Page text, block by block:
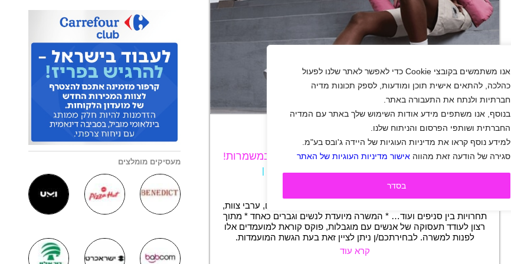
אנו משתמשים בקובצי Cookie כדי לאפשר לאתר שלנו לפעול
כהלכה, להתאים אישית תוכן ומודעות, לספק תכונות מדיה
חברתיות ולנתח את התעבורה באתר.
בנוסף, אנו משתפים מידע אודות השימוש שלך באתר עם המדיה
החברתית ושותפי הפרסום והניתוח שלנו.
למידע נוסף קראו את מדיניות העוגיות של היידה ג'ובס בע"מ.
סגירה של הודעה זאת מהווה אישור מדיניות העוגיות של האתר
בסדר
+
FOOT LOCKER מגייסת יועצי/ות מכירה לעבודה במשמרות!
רחובות|חיילים|חיילים משוחררים|אופנה וביוטי
|
אנו מציעים עבודה בסביבה צעירה ודינמית, בונוסים מתגמלים, ערבי צוות,
תחרויות בין סניפים ועוד… * המשרה מיועדת לנשים וגברים כאחד * מתוך
רצון לעודד תעסוקה של אנשים עם מוגבלות, פוקס קוראת למועמדים אלו
לפנות למשרה. לבחירתכם/ן ניתן לציין זאת בעת הגשת המועמדות.
קרא עוד
מעסיקים מומלצים